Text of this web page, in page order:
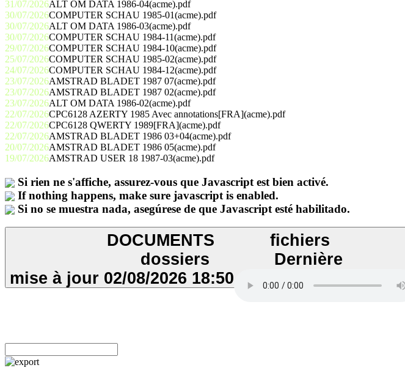
31/07/2026ALT OM DATA 1986-04(acme).pdf
30/07/2026COMPUTER SCHAU 1985-01(acme).pdf
30/07/2026ALT OM DATA 1986-03(acme).pdf
30/07/2026COMPUTER SCHAU 1984-11(acme).pdf
29/07/2026COMPUTER SCHAU 1984-10(acme).pdf
25/07/2026COMPUTER SCHAU 1985-02(acme).pdf
24/07/2026COMPUTER SCHAU 1984-12(acme).pdf
23/07/2026AMSTRAD BLADET 1987 07(acme).pdf
23/07/2026AMSTRAD BLADET 1987 02(acme).pdf
23/07/2026ALT OM DATA 1986-02(acme).pdf
22/07/2026CPC6128 AZERTY 1985 Avec annotations[FRA](acme).pdf
22/07/2026CPC6128 QWERTY 1989[FRA](acme).pdf
22/07/2026AMSTRAD BLADET 1986 03+04(acme).pdf
20/07/2026AMSTRAD BLADET 1986 05(acme).pdf
19/07/2026AMSTRAD USER 18 1987-03(acme).pdf
Si rien ne s'affiche, assurez-vous que Javascript est bien activé.
If nothing happens, make sure javascript is enabled.
Si no se muestra nada, asegúrese de que Javascript esté habilitado.
DOCUMENTS
fichiers
dossiers
Dernière
mise à jour 02/08/2026 18:50